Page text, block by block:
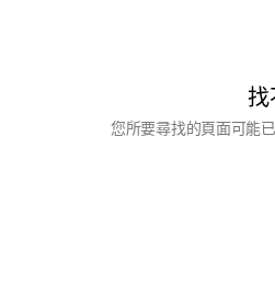
找
您所要尋找的頁面可能